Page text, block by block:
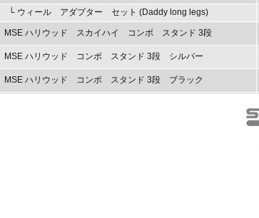
└ ウィール アダプター セット (Daddy long legs)
MSE ハリウッド スカイハイ コンボ スタンド 3段
MSE ハリウッド コンボ スタンド 3段 シルバー
MSE ハリウッド コンボ スタンド 3段 ブラック